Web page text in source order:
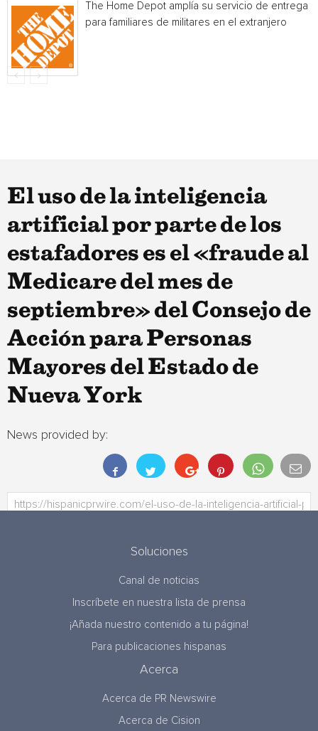
The Home Depot amplía su servicio de entrega
para familiares de militares en el extranjero
El uso de la inteligencia
artificial por parte de los
estafadores es el «fraude al
Medicare del mes de
septiembre» del Consejo de
Acción para Personas
Mayores del Estado de
Nueva York
News provided by:
Soluciones
Canal de noticias
Inscríbete en nuestra lista de prensa
¡Añada nuestro contenido a tu página!
Para publicaciones hispanas
Acerca
Acerca de PR Newswire
Acerca de Cision